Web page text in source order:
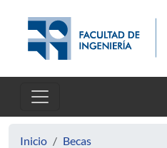
Inicio Becas